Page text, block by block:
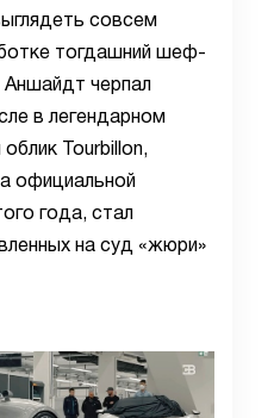
совсем
тогдашний шеф-
черпал
в легендарном
Tourbillon,
официальной
года, стал
на суд «жюри»